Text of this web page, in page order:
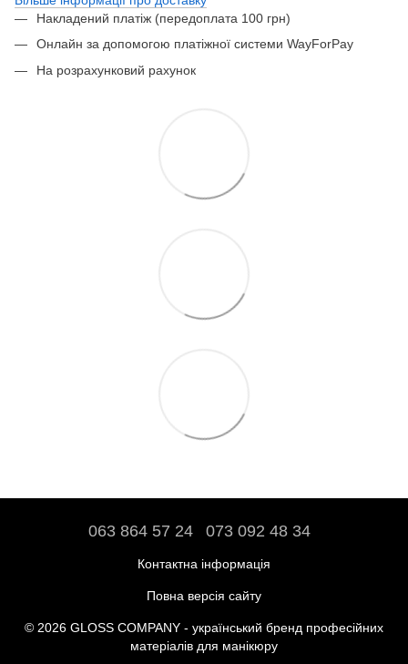
Накладений платіж (передоплата 100 грн)
Онлайн за допомогою платіжної системи WayForPay
На розрахунковий рахунок
063 864 57 24 073 092 48 34
Контактна інформація
Повна версія сайту
© 2026 GLOSS COMPANY - український бренд професійних
матеріалів для манікюру